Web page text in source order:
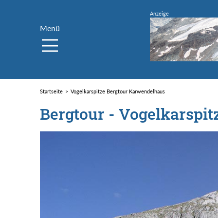
Menü
Startseite Vogelkarspitze Bergtour Karwendelhaus
Bergtour -